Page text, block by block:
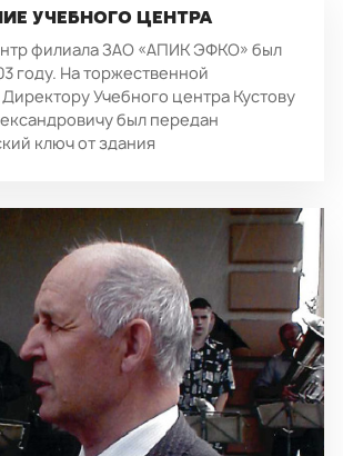
УЧЕБНОГО ЦЕНТРА
филиала ЗАО «АПИК ЭФКО» был
году. На торжественной
Учебного центра Кустову
был передан
ключ от здания